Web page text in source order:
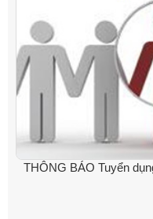
THÔNG BÁO Tuyển